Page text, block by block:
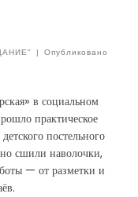
|
Опубликовано
в социальном
практическое
постельного
сшили наволочки,
— от разметки и